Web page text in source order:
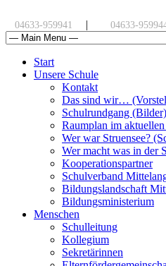
04633-959941 | 04633-
Start
Unsere Schule
Kontakt
Das sind wir…
Schulrundgang (Bilder)
Raumplan im
Wer war Struensee?
Wer macht was in der
Kooperationspartner
Schulverband
Bildungslandschaft
Bildungsministerium
Menschen
Schulleitung
Kollegium
Sekretärinnen